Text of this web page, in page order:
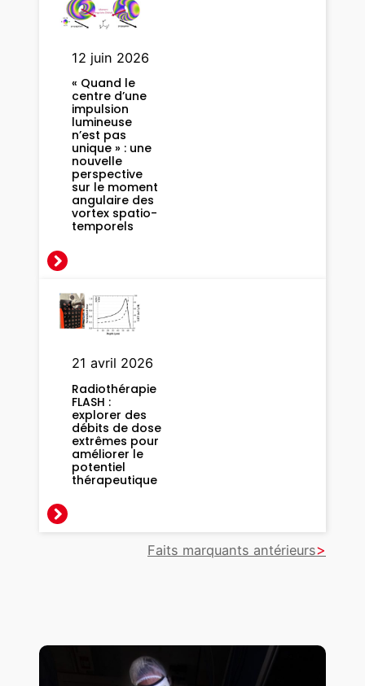
l
’
a
u
i
q
u
i
d
e
e
m
p
s
é
e
l
:
e
v
12 juin 2026
« Quand le
centre d’une
impulsion
lumineuse
n’est pas
unique » : une
nouvelle
perspective
sur le moment
angulaire des
vortex spatio-
temporels
21 avril 2026
Radiothérapie
FLASH :
explorer des
débits de dose
extrêmes pour
améliorer le
potentiel
thérapeutique
Faits marquants antérieurs